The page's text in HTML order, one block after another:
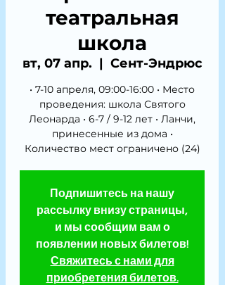
театральная
школа
вт, 07 апр.
  |
Сент-Эндрюс
• 7-10 апреля, 09:00-16:00 • Место
проведения: школа Святого
Леонарда • 6-7 / 9-12 лет • Ланчи,
принесенные из дома •
Количество мест ограничено (24)
Подпишитесь на нашу
рассылку внизу страницы,
и мы сообщим вам о
появлении новых билетов!
Свяжитесь с нами для
приобретения билетов.